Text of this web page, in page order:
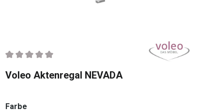
Durchschnittliche Bewertung von 0 von 5 Sternen
Voleo Aktenregal NEVADA
Farbe